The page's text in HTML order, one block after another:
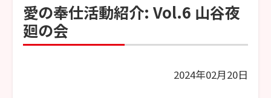
愛の奉仕活動紹介: Vol.6 山谷夜
廻の会
2024年02月20日